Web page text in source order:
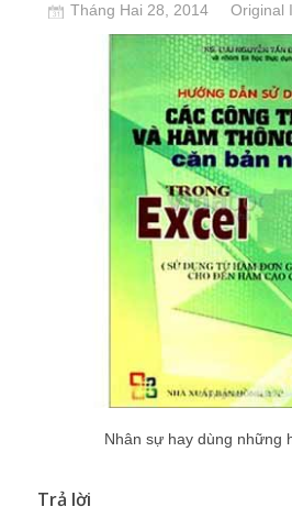
Tháng Hai 28, 2014 Original
Nhân sự hay dùng những
Trả lời